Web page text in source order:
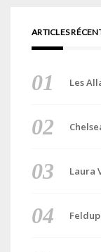
ARTICLES
Les
Laura